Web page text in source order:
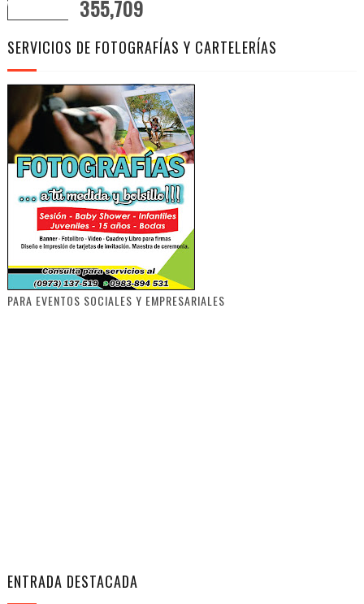
355,709
SERVICIOS DE FOTOGRAFÍAS Y CARTELERÍAS
PARA EVENTOS SOCIALES Y EMPRESARIALES
ENTRADA DESTACADA